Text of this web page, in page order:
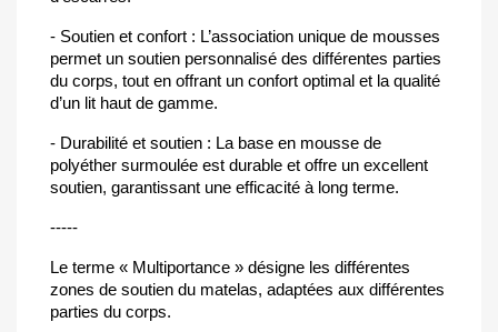
- Soutien et confort : L’association unique de mousses
permet un soutien personnalisé des différentes parties
du corps, tout en offrant un confort optimal et la qualité
d’un lit haut de gamme.
- Durabilité et soutien : La base en mousse de
polyéther surmoulée est durable et offre un excellent
soutien, garantissant une efficacité à long terme.
-----
Le terme « Multiportance » désigne les différentes
zones de soutien du matelas, adaptées aux différentes
parties du corps.